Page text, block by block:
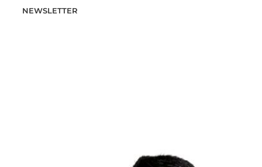
NEWSLETTER